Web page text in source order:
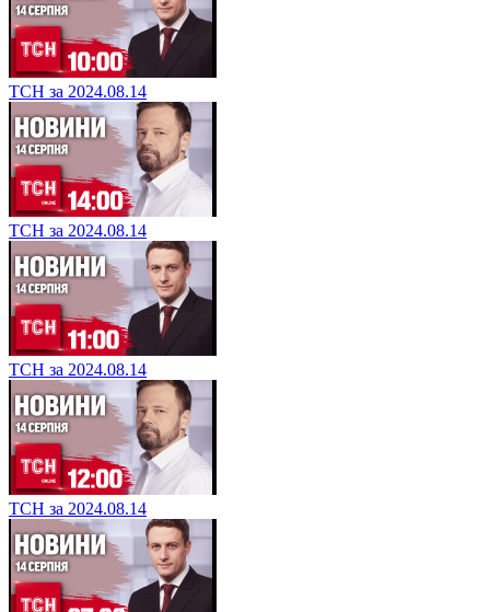
ТСН за 2024.08.14
ТСН за 2024.08.14
ТСН за 2024.08.14
ТСН за 2024.08.14